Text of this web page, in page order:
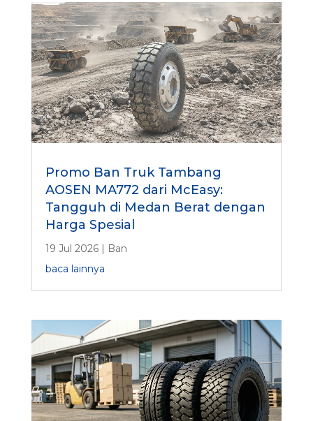
Promo Ban Truk Tambang
AOSEN MA772 dari McEasy:
Tangguh di Medan Berat dengan
Harga Spesial
19 Jul 2026| Ban
baca lainnya